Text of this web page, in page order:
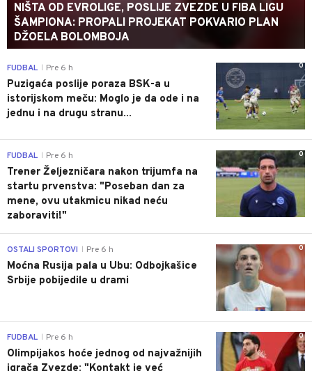
NIŠTA OD EVROLIGE, POSLIJE ZVEZDE U FIBA LIGU
ŠAMPIONA: PROPALI PROJEKAT POKVARIO PLAN
DŽOELA BOLOMBOJA
0
FUDBAL Pre 6 h
Puzigaća poslije poraza BSK-a u
istorijskom meču: Moglo je da ode i na
jednu i na drugu stranu...
0
FUDBAL Pre 6 h
Trener Željezničara nakon trijumfa na
startu prvenstva: "Poseban dan za
mene, ovu utakmicu nikad neću
zaboraviti!"
0
OSTALI SPORTOVI Pre 6 h
Moćna Rusija pala u Ubu: Odbojkašice
Srbije pobijedile u drami
0
FUDBAL Pre 6 h
Olimpijakos hoće jednog od najvažnijih